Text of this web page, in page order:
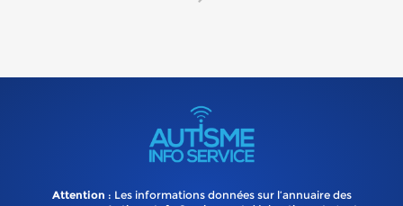
Attention : Les informations données sur l’annuaire des